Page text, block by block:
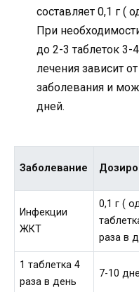
составляет 0,1 г (
При
до 2-3 таблеток 3-
лечения зависит
заболевания и
дней.
Заболевание
Инфекции
ЖКТ
0,1 г (
раза в
1 таблетка 4
раза в день
7-10